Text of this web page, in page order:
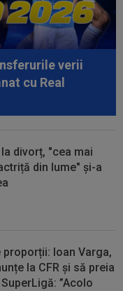
văzut ce face
verii
cu Real
divorț, "cea mai
din lume" și-a
proporții: Ioan Varga,
la CFR și să preia
”Acolo